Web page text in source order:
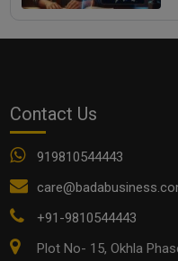
Contact Us
919810544443
+91-9810544443
Plot No- 15, Okhla